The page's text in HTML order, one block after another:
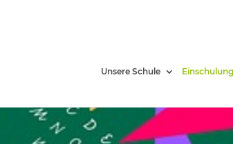
Unsere Schule Einschulung